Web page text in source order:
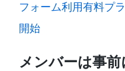
フォーム利用有料プ
開始
メンバーは事